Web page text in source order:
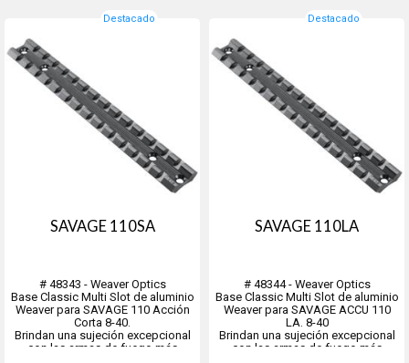
Destacado
SAVAGE 110SA
# 48343 - Weaver Optics
Base Classic Multi Slot de aluminio
Weaver para SAVAGE 110 Acción
Corta 8-40.
Brindan una sujeción excepcional
con las armas de fuego más
Destacado
SAVAGE 110LA
# 48344 - Weaver Optics
Base Classic Multi Slot de aluminio
Weaver para SAVAGE ACCU 110
LA. 8-40
Brindan una sujeción excepcional
con las armas de fuego más